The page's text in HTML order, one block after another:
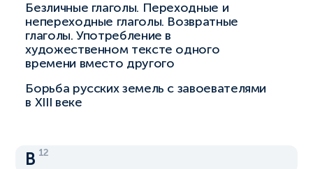
Безличные глаголы. Переходные и
непереходные глаголы. Возвратные
глаголы. Употребление в
художественном тексте одного
времени вместо другого
Борьба русских земель с завоевателями
в XIII веке
В 12